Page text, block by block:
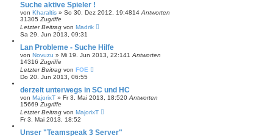
Suche aktive Spieler !
von Kharaltis » So 30. Dez 2012, 19:4814 Antworten
31305 Zugriffe
Letzter Beitrag von Madrik
Sa 29. Jun 2013, 09:31
Lan Probleme - Suche Hilfe
von Novuzu » Mi 19. Jun 2013, 22:141 Antworten
14316 Zugriffe
Letzter Beitrag von FOE
Do 20. Jun 2013, 06:55
derzeit unterwegs in SC und HC
von MajorixT » Fr 3. Mai 2013, 18:520 Antworten
15669 Zugriffe
Letzter Beitrag von MajorixT
Fr 3. Mai 2013, 18:52
Unser "Teamspeak 3 Server"